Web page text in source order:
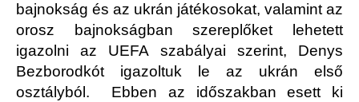
bajnokság és az ukrán játékosokat, valamint az
orosz bajnokságban szereplőket lehetett
igazolni az UEFA szabályai szerint, Denys
Bezborodkót igazoltuk le az ukrán első
osztályból. Ebben az időszakban esett ki